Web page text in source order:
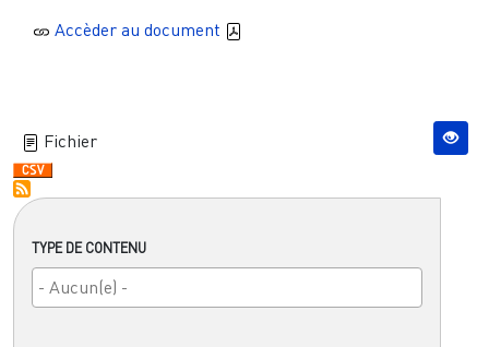
TYPE DE CONTENU
Accèder au document
Fichier